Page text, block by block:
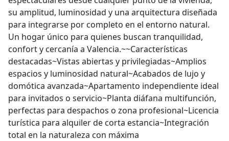
su amplitud, luminosidad y una arquitectura diseñada
para integrarse por completo en el entorno natural.
Un hogar único para quienes buscan tranquilidad,
confort y cercanía a Valencia.~~Características
destacadas~Vistas abiertas y privilegiadas~Amplios
espacios y luminosidad natural~Acabados de lujo y
domótica avanzada~Apartamento independiente ideal
para invitados o servicio~Planta diáfana multifunción,
perfectas para despachos o zona profesional~Licencia
turística para alquiler de corta estancia~Integración
total en la naturaleza con máxima